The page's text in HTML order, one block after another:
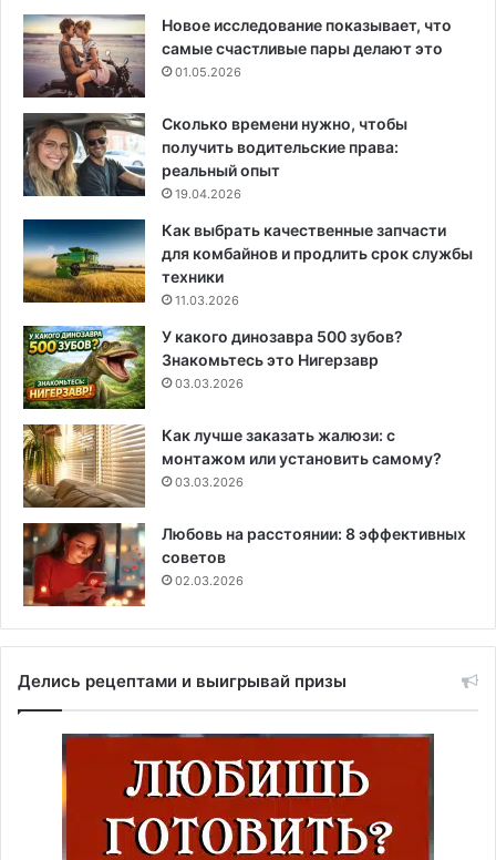
Новое исследование показывает, что
самые счастливые пары делают это
01.05.2026
Сколько времени нужно, чтобы
получить водительские права:
реальный опыт
19.04.2026
Как выбрать качественные запчасти
для комбайнов и продлить срок службы
техники
11.03.2026
У какого динозавра 500 зубов?
Знакомьтесь это Нигерзавр
03.03.2026
Как лучше заказать жалюзи: с
монтажом или установить самому?
03.03.2026
Любовь на расстоянии: 8 эффективных
советов
02.03.2026
Делись рецептами и выигрывай призы